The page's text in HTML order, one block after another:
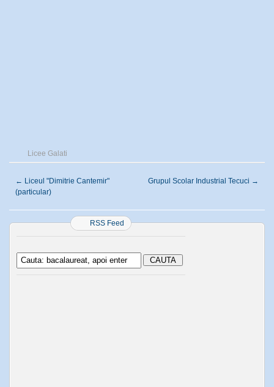
Licee Galati
← Liceul "Dimitrie Cantemir"
(particular)
Grupul Scolar Industrial Tecuci →
RSS Feed